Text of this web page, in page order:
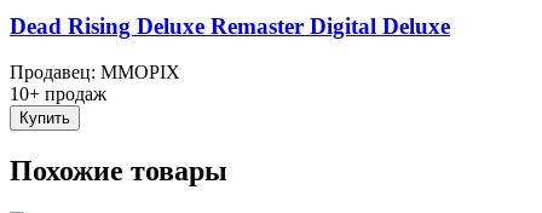
Dead Rising Deluxe Remaster Digital Deluxe
Продавец: MMOPIX
10+ продаж
Купить
Похожие товары